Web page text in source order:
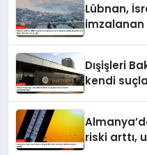
Lübnan,
imzalanan
Dışişleri
kendi
riski arttı,